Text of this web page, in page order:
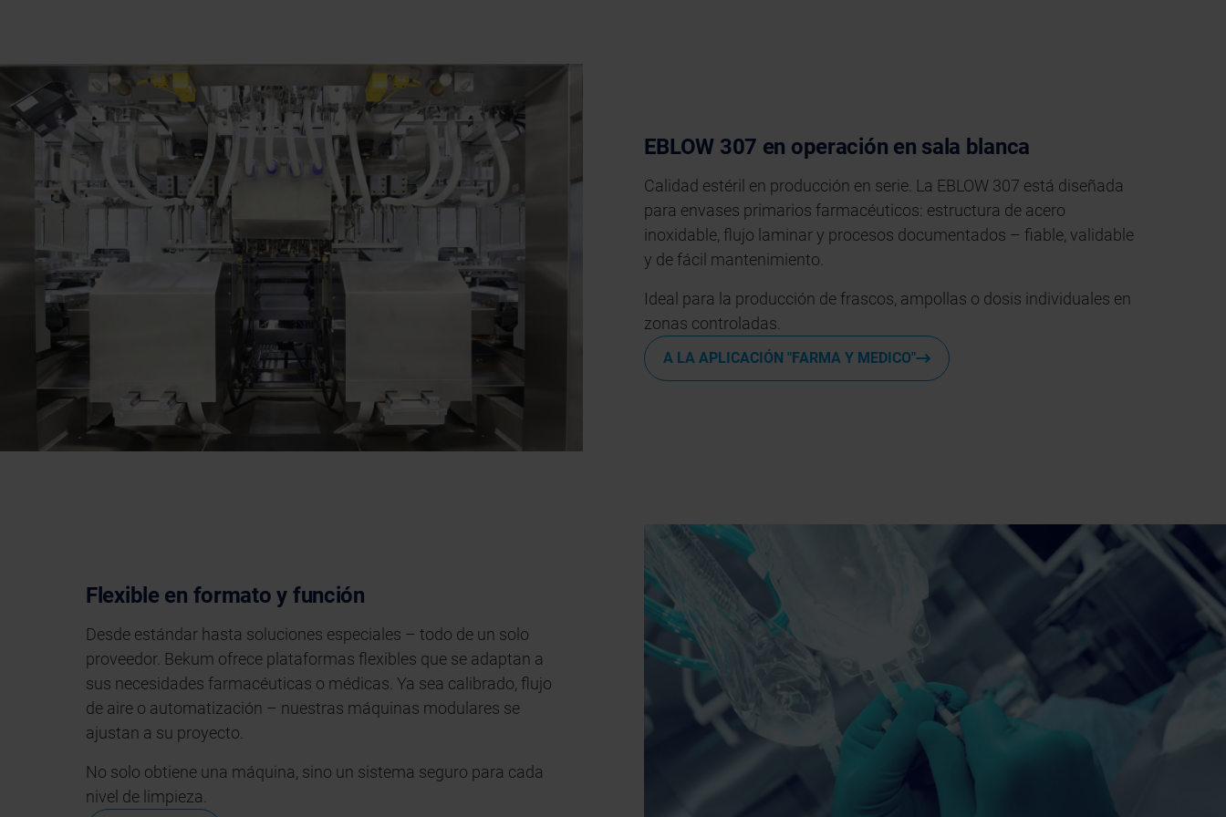
EBLOW 307 en operación en sala blanca
Calidad estéril en producción en serie. La EBLOW 307 está diseñada
para envases primarios farmacéuticos: estructura de acero
inoxidable, flujo laminar y procesos documentados – fiable, validable
y de fácil mantenimiento.
Ideal para la producción de frascos, ampollas o dosis individuales en
zonas controladas.
A LA APLICACIÓN "FARMA Y MEDICO"
Flexible en formato y función
Desde estándar hasta soluciones especiales – todo de un solo
proveedor. Bekum ofrece plataformas flexibles que se adaptan a
sus necesidades farmacéuticas o médicas. Ya sea calibrado, flujo
de aire o automatización – nuestras máquinas modulares se
ajustan a su proyecto.
No solo obtiene una máquina, sino un sistema seguro para cada
nivel de limpieza.